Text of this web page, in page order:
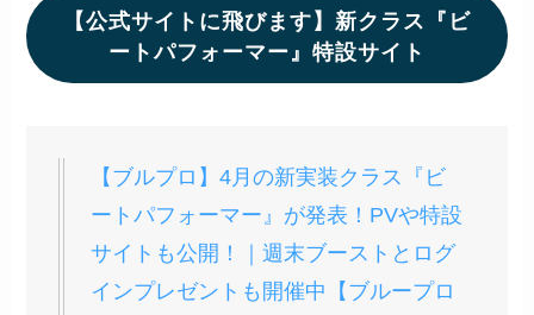
【公式サイトに飛びます】新クラス『ビ
ートパフォーマー』特設サイト
【ブルプロ】4月の新実装クラス『ビ
ートパフォーマー』が発表！PVや特設
サイトも公開！｜週末ブーストとログ
インプレゼントも開催中【ブループロ